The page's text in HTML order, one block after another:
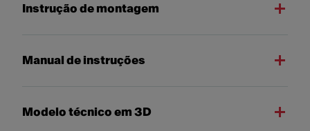
Instrução de montagem
Manual de instruções
Modelo técnico em 3D